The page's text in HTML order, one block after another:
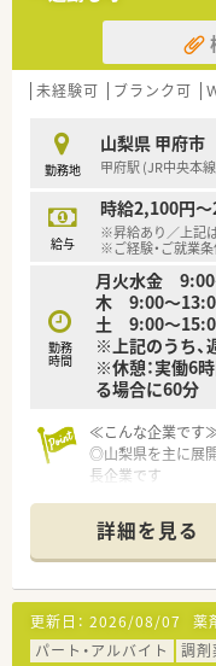
【法人特徴について】
■山梨と長野を中
舗の新規出店を継
す。
■地域のみなさまと
■一人ひとりの希
ンを提示しており
【勤務実態について
■残業はほとんど
せてスムーズに帰
■年間休日は120日
も相談可能なため
す。
■企業内保育所や
得可能なため、子
す。
未経験可 ブランク可
勤務地
山梨県 甲府市
甲府駅 (JR中央本
給与
時給2,100円
※昇給あり／上記
※ご経験・ご就業
勤務
時間
月火水金
木 9:00～
土 9:00～
※上記のうち、
※休憩：実働6
る場合に60分
≪こんな企業です
◎山梨県を主に展
長企業です
をします
◎一人ひとりに合
仕事を任せてもら
詳細を見る
更新日： 2026/08/07 薬
パート・アルバイト
調剤